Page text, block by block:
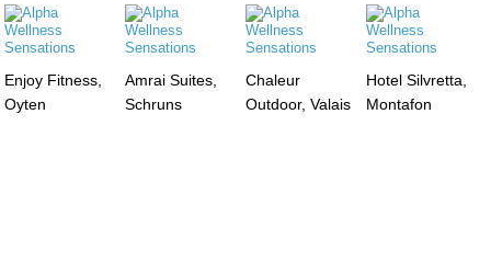
Enjoy Fitness,
Oyten
Amrai Suites,
Schruns
Chaleur
Outdoor, Valais
Hotel Silvretta,
Montafon